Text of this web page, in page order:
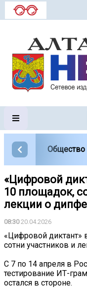
Общество
«Цифровой
10 площадок,
лекции о
08:3020.04.2026
«Цифровой диктант»
сотни участников и
С 7 по 14 апреля в
тестирование ИТ-
остался в стороне.